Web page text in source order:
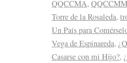
QQCCMA, QQCCMM
Torre de la Rosaleda,
Un País para
Vega de Espinareda,
Casarse con mi Hijo?,